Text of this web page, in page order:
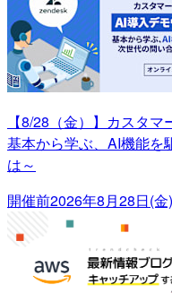
【8/28（金）】カスタ
基本から学ぶ、AI機能を
は～
開催前2026年8月28日(金